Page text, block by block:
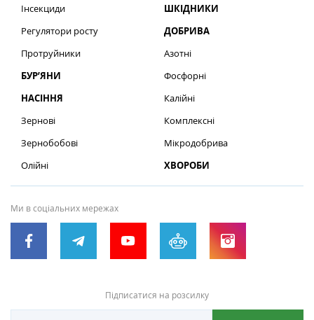
Інсекциди
Регулятори росту
Протруйники
БУР’ЯНИ
НАСІННЯ
Зернові
Зернобобові
Олійні
ШКІДНИКИ
ДОБРИВА
Азотні
Фосфорні
Калійні
Комплексні
Мікродобрива
ХВОРОБИ
Ми в соціальних мережах
Підписатися на розсилку